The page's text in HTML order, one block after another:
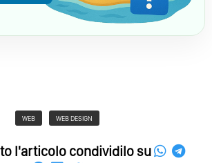
WEB WEB DESIGN
l'articolo condividilo su